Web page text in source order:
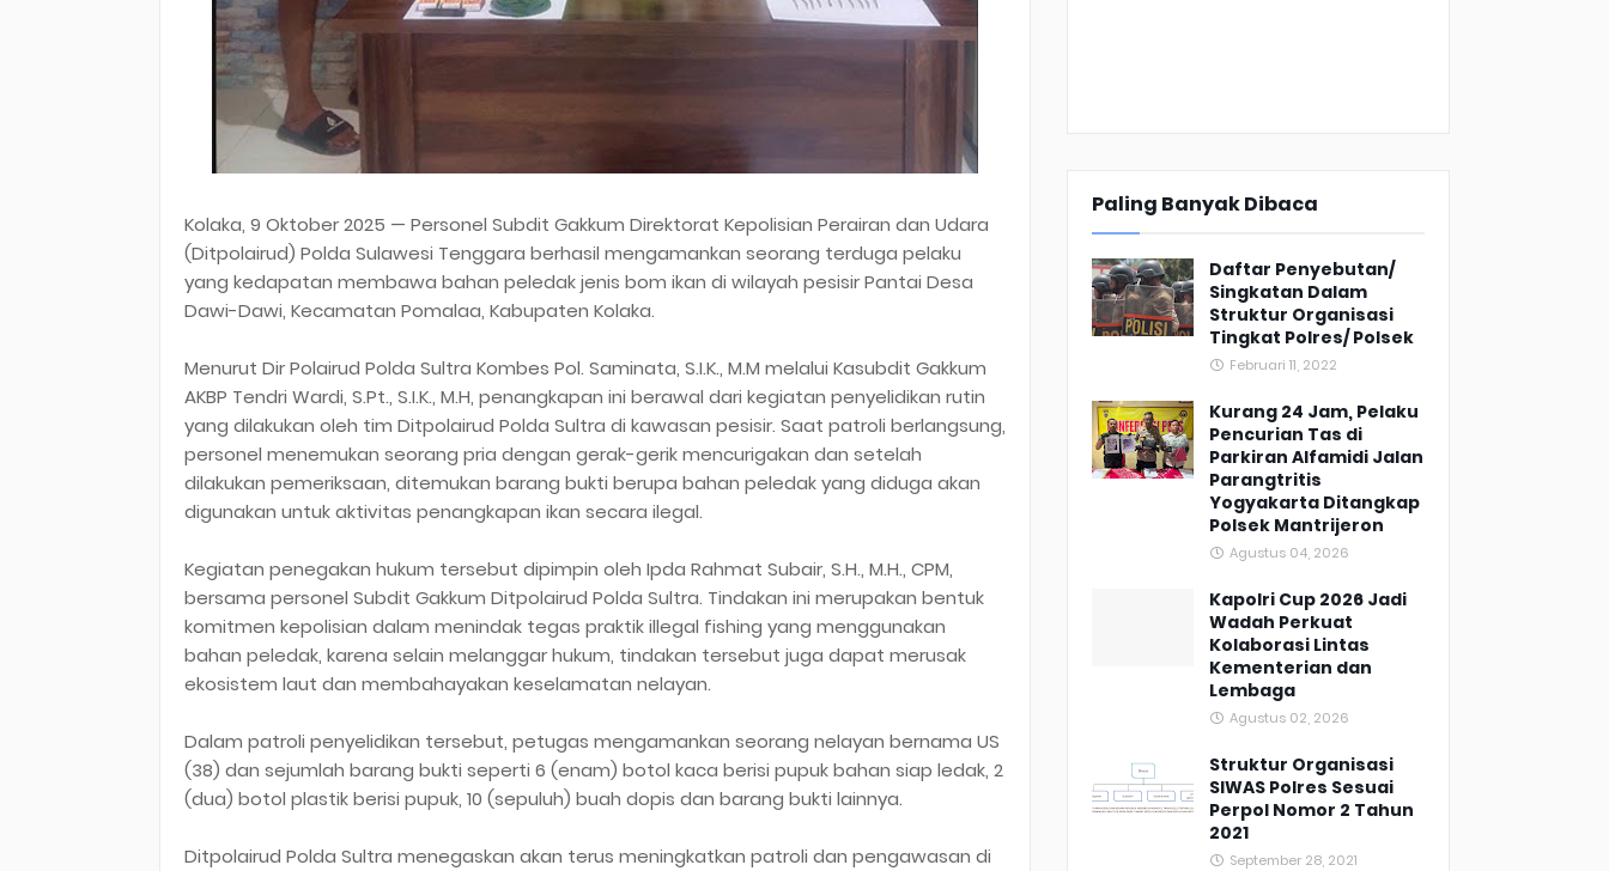
Kolaka, 9 Oktober 2025 — Personel Subdit Gakkum Direktorat Kepolisian Perairan dan Udara
(Ditpolairud) Polda Sulawesi Tenggara berhasil mengamankan seorang terduga pelaku
yang kedapatan membawa bahan peledak jenis bom ikan di wilayah pesisir Pantai Desa
Dawi-Dawi, Kecamatan Pomalaa, Kabupaten Kolaka.
Menurut Dir Polairud Polda Sultra Kombes Pol. Saminata, S.I.K., M.M melalui Kasubdit Gakkum
AKBP Tendri Wardi, S.Pt., S.I.K., M.H, penangkapan ini berawal dari kegiatan penyelidikan rutin
yang dilakukan oleh tim Ditpolairud Polda Sultra di kawasan pesisir. Saat patroli berlangsung,
personel menemukan seorang pria dengan gerak-gerik mencurigakan dan setelah
dilakukan pemeriksaan, ditemukan barang bukti berupa bahan peledak yang diduga akan
digunakan untuk aktivitas penangkapan ikan secara ilegal.
Kegiatan penegakan hukum tersebut dipimpin oleh Ipda Rahmat Subair, S.H., M.H., CPM,
bersama personel Subdit Gakkum Ditpolairud Polda Sultra. Tindakan ini merupakan bentuk
komitmen kepolisian dalam menindak tegas praktik illegal fishing yang menggunakan
bahan peledak, karena selain melanggar hukum, tindakan tersebut juga dapat merusak
ekosistem laut dan membahayakan keselamatan nelayan.
Dalam patroli penyelidikan tersebut, petugas mengamankan seorang nelayan bernama US
(38) dan sejumlah barang bukti seperti 6 (enam) botol kaca berisi pupuk bahan siap ledak, 2
(dua) botol plastik berisi pupuk, 10 (sepuluh) buah dopis dan barang bukti lainnya.
Ditpolairud Polda Sultra menegaskan akan terus meningkatkan patroli dan pengawasan di
Paling Banyak Dibaca
Daftar Penyebutan/
Singkatan Dalam
Struktur Organisasi
Tingkat Polres/ Polsek
Februari 11, 2022
Kurang 24 Jam, Pelaku
Pencurian Tas di
Parkiran Alfamidi Jalan
Parangtritis
Yogyakarta Ditangkap
Polsek Mantrijeron
Agustus 04, 2026
Kapolri Cup 2026 Jadi
Wadah Perkuat
Kolaborasi Lintas
Kementerian dan
Lembaga
Agustus 02, 2026
Struktur Organisasi
SIWAS Polres Sesuai
Perpol Nomor 2 Tahun
2021
September 28, 2021